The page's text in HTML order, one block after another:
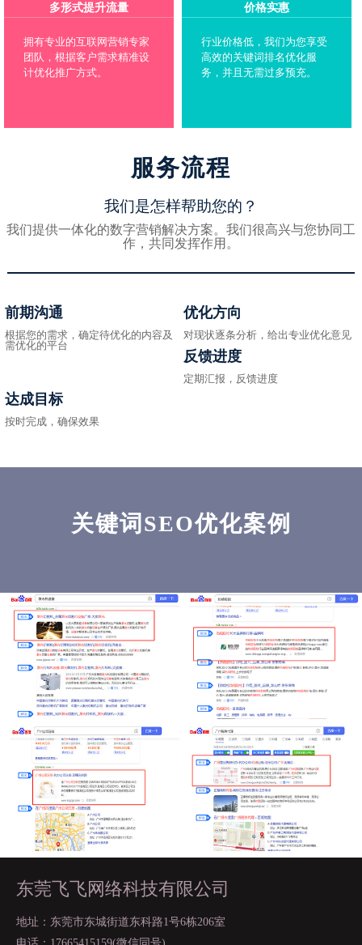
多形式提升流量
拥有专业的互联网营销专家
团队，根据客户需求精准设
计优化推广方式。
价格实惠
行业价格低，我们为您享受
高效的关键词排名优化服
务，并且无需过多预充。
服务流程
我们是怎样帮助您的？
我们提供一体化的数字营销解决方案。我们很高兴与您协同工
作，共同发挥作用。
前期沟通
根据您的需求，确定待优化的内容及
需优化的平台
优化方向
对现状逐条分析，给出专业优化意见
反馈进度
定期汇报，反馈进度
达成目标
按时完成，确保效果
关键词SEO优化案例
东莞飞飞网络科技有限公司
地址：东莞市东城街道东科路1号6栋206室
电话：17665415159(微信同号)